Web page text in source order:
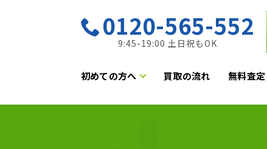
0120-565-552
9:45-19:00 土日祝もOK
初めての方へ 買取の流れ 無料査定